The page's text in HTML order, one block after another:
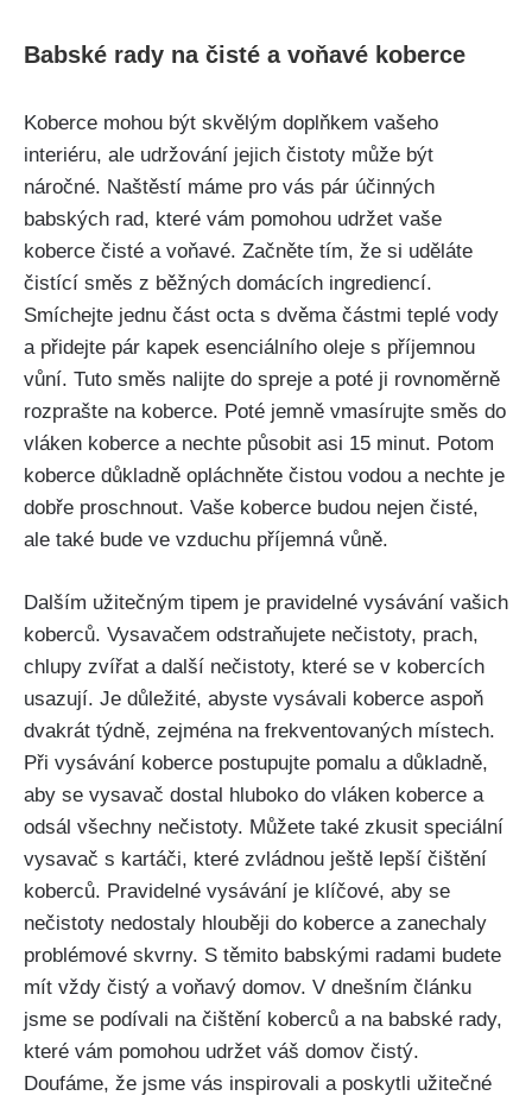
Babské rady‌ na​ čisté a voňavé koberce
Koberce mohou být skvělým ⁤doplňkem vašeho
‌interiéru, ale udržování ⁤jejich čistoty může být
náročné. Naštěstí máme pro vás ⁢pár‌ účinných
babských rad, ​které ​vám⁤ pomohou udržet‍ vaše
koberce čisté ⁣a voňavé. ‍Začněte ⁣tím, že ‌si uděláte
čistící směs ‌z běžných ‌domácích ingrediencí.
⁢Smíchejte⁤ jednu část​ octa s dvěma částmi ‍teplé⁢ vody
a ⁢přidejte​ pár⁣ kapek esenciálního ⁣oleje s příjemnou‍
vůní. Tuto ‌směs nalijte do ‍spreje a ⁢poté ji rovnoměrně
rozprašte na ‌koberce. ​Poté jemně vmasírujte ‍směs do
⁤vláken koberce⁤ a nechte působit asi 15 minut. Potom
⁣koberce důkladně opláchněte čistou vodou⁤ a nechte je
dobře ⁣proschnout. Vaše koberce budou nejen čisté,
ale také bude⁤ ve ‍vzduchu⁢ příjemná vůně.
Dalším užitečným⁣ tipem ⁣je pravidelné vysávání ⁣vašich
koberců. Vysavačem odstraňujete nečistoty, prach,‌
chlupy zvířat a další nečistoty, které⁤ se​ v kobercích
usazují. Je důležité, abyste vysávali koberce aspoň‌
dvakrát týdně, zejména na frekventovaných místech.
Při‌ vysávání koberce postupujte ​pomalu‍ a důkladně,
aby ​se vysavač ⁤dostal hluboko do vláken koberce a
odsál všechny nečistoty. ‍Můžete také zkusit ‌speciální
vysavač s kartáči, které zvládnou ještě lepší čištění
koberců. Pravidelné vysávání je klíčové,​ aby se
nečistoty​ nedostaly hlouběji do koberce a zanechaly
⁢problémové skvrny. S těmito babskými‌ radami budete
mít⁢ vždy ⁣čistý a⁤ voňavý domov. ‌V⁤ dnešním článku
jsme​ se podívali‌ na čištění koberců a‍ na babské​ rady,
které‌ vám pomohou ⁢udržet váš domov čistý.
Doufáme, že jsme⁣ vás⁣ inspirovali a poskytli užitečné⁣